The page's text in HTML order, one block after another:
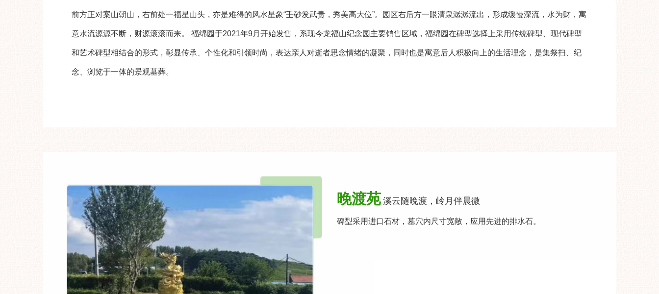
前方正对案山朝山，右前处一福星山头，亦是难得的风水星象“壬砂发武贵，秀美高大位”。园区右后方一眼清泉潺潺流出，形成缓慢深流，水为财，寓
意水流源源不断，财源滚滚而来。 福绵园于2021年9月开始发售，系现今龙福山纪念园主要销售区域，福绵园在碑型选择上采用传统碑型、现代碑型
和艺术碑型相结合的形式，彰显传承、个性化和引领时尚，表达亲人对逝者思念情绪的凝聚，同时也是寓意后人积极向上的生活理念，是集祭扫、纪
念、浏览于一体的景观墓葬。
晚渡苑 溪云随晚渡，岭月伴晨微
碑型采用进口石材，墓穴内尺寸宽敞，应用先进的排水石。